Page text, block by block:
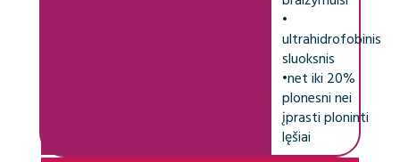
•
ultrahidrofobinis
sluoksnis
•net iki 20%
plonesni nei
įprasti ploninti
lęšiai